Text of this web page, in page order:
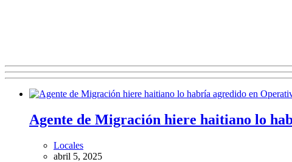
Agente de Migración hiere haitiano lo
Locales
abril 5, 2025